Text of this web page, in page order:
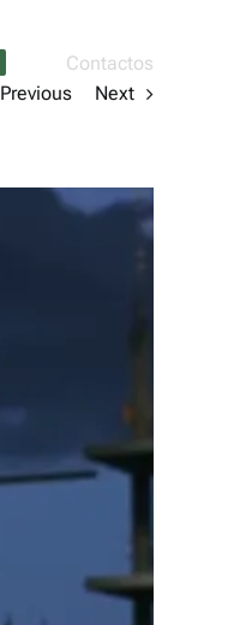
Contactos
Previous
Next